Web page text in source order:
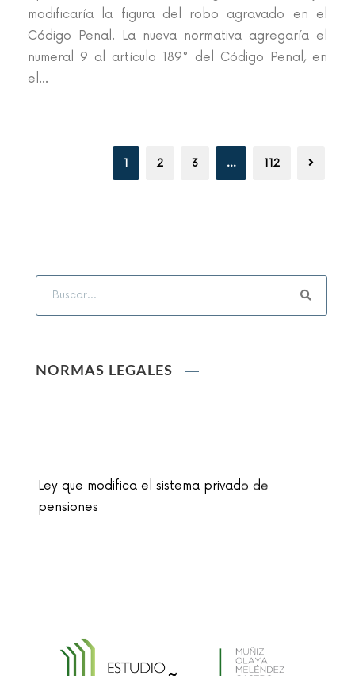
modificaría la figura del robo agravado en el
Código Penal. La nueva normativa agregaría el
numeral 9 al artículo 189° del Código Penal, en
el...
1 2 3 … 112
NORMAS LEGALES
Ley que modifica el sistema privado de
pensiones
Reglamento de la Ley N° 30024, que crea el